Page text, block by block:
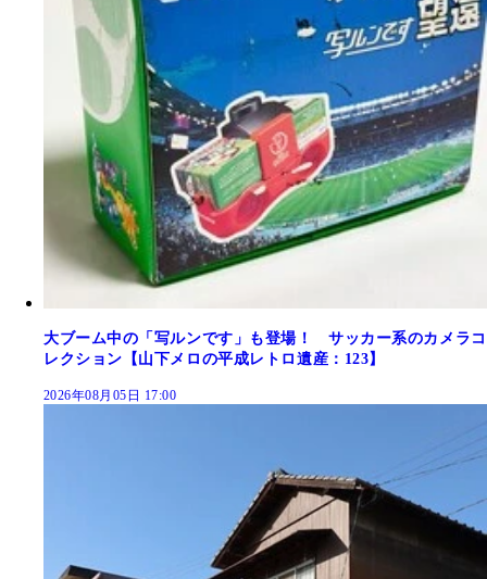
大ブーム中の「写ルンです」も登場！ サッカー系のカメラコ
レクション【山下メロの平成レトロ遺産：123】
2026年08月05日 17:00